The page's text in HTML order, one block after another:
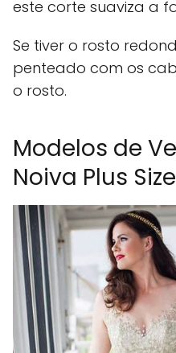
este corte suaviza a
Se tiver o rosto
penteado com os
o rosto.
Modelos de
Noiva Plus Size